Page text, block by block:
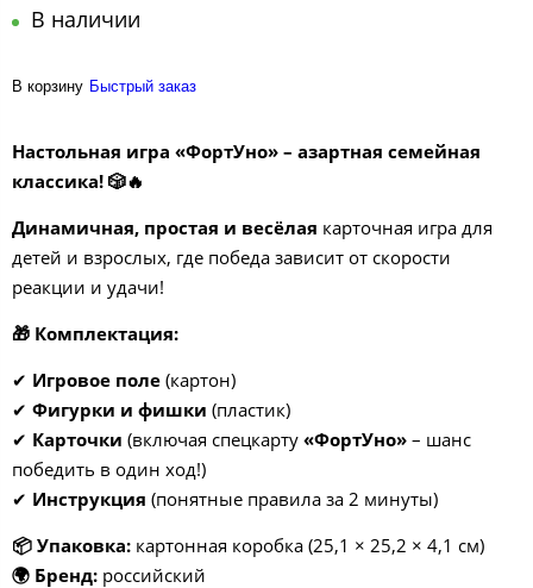
В наличии
В корзину Быстрый заказ
Настольная игра «ФортУно» – азартная семейная
классика! 🎲🔥
Динамичная, простая и весёлая карточная игра для
детей и взрослых, где победа зависит от скорости
реакции и удачи!
🎁 Комплектация:
✔ Игровое поле (картон)
✔ Фигурки и фишки (пластик)
✔ Карточки (включая спецкарту «ФортУно» – шанс
победить в один ход!)
✔ Инструкция (понятные правила за 2 минуты)
📦 Упаковка: картонная коробка (25,1 × 25,2 × 4,1 см)
🌍 Бренд: российский